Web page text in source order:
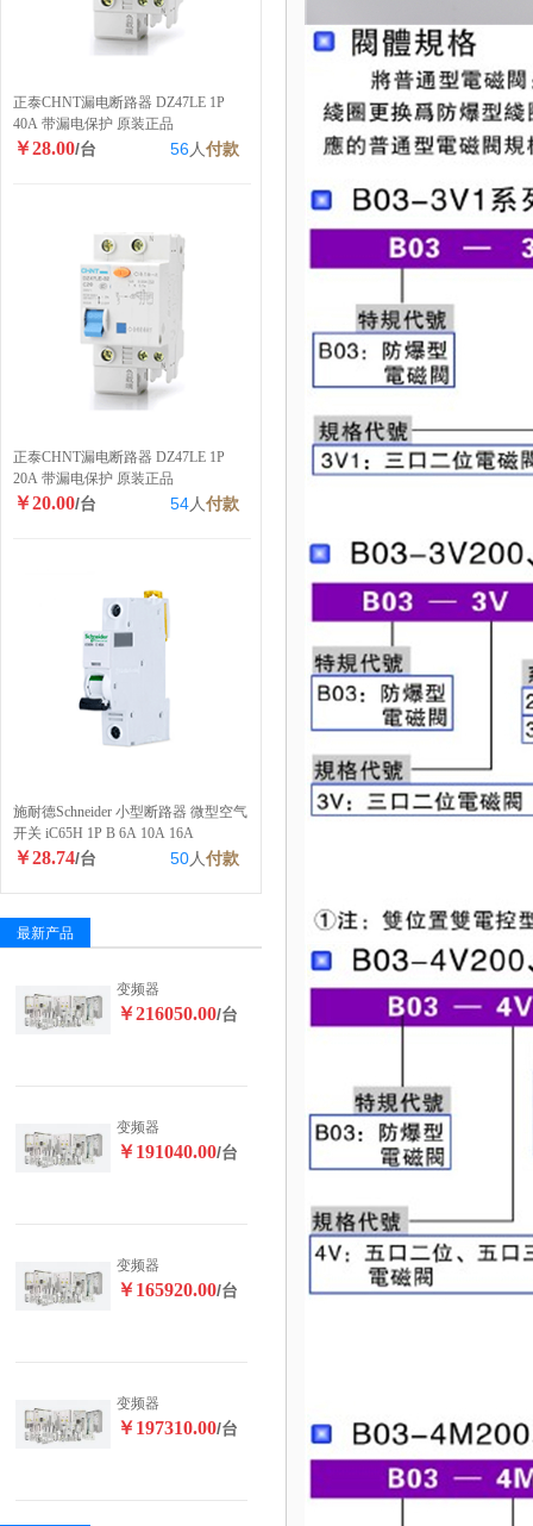
正泰CHNT漏电断路器 DZ47LE 1P
40A 带漏电保护 原装正品
￥28.00/台 56人付款
正泰CHNT漏电断路器 DZ47LE 1P
20A 带漏电保护 原装正品
￥20.00/台 54人付款
施耐德Schneider 小型断路器 微型空气
开关 iC65H 1P B 6A 10A 16A
￥28.74/台 50人付款
最新产品
变频器
￥216050.00/台
变频器
￥191040.00/台
变频器
￥165920.00/台
变频器
￥197310.00/台